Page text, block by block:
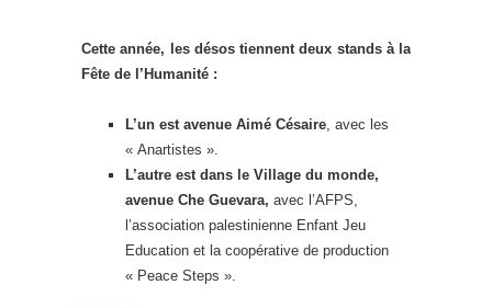
Cette année, les désos tiennent deux stands à la
Fête de l’Humanité :
L’un est avenue Aimé Césaire , avec les
« Anartistes ».
L’autre est dans le Village du monde,
avenue Che Guevara, avec l’AFPS,
l’association palestinienne Enfant Jeu
Education et la coopérative de production
« Peace Steps ».